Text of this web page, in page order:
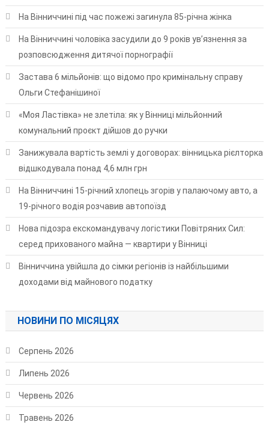
На Вінниччині під час пожежі загинула 85-річна жінка
На Вінниччині чоловіка засудили до 9 років ув’язнення за
розповсюдження дитячої порнографії
Застава 6 мільйонів: що відомо про кримінальну справу
Ольги Стефанішиної
«Моя Ластівка» не злетіла: як у Вінниці мільйонний
комунальний проєкт дійшов до ручки
Занижувала вартість землі у договорах: вінницька рієлторка
відшкодувала понад 4,6 млн грн
На Вінниччині 15-річний хлопець згорів у палаючому авто, а
19-річного водія розчавив автопоїзд
Нова підозра екскомандувачу логістики Повітряних Сил:
серед прихованого майна — квартири у Вінниці
Вінниччина увійшла до сімки регіонів із найбільшими
доходами від майнового податку
НОВИНИ ПО МІСЯЦЯХ
Серпень 2026
Липень 2026
Червень 2026
Травень 2026